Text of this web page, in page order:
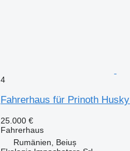
4
Fahrerhaus für Prinoth
25.000 €
Fahrerhaus
Rumänien, Beiuș